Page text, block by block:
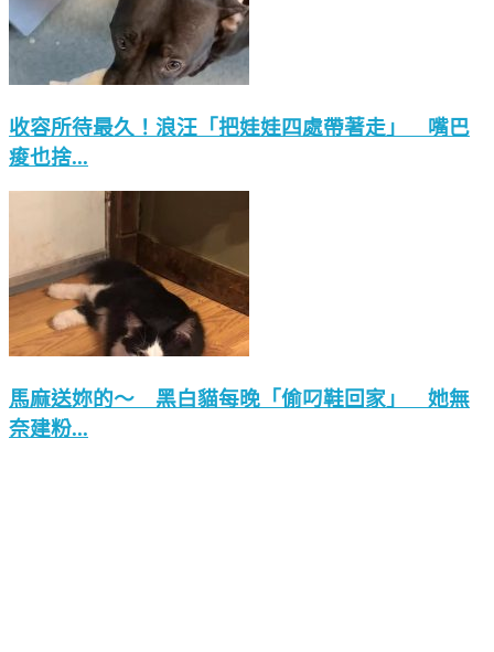
收容所待最久！浪汪「把娃娃四處帶著走」 嘴巴
痠也捨...
馬麻送妳的～ 黑白貓每晚「偷叼鞋回家」 她無
奈建粉...